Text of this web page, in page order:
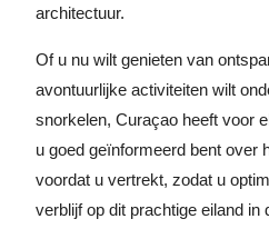
architectuur.
Of u nu wilt genieten van
avontuurlijke activiteiten wilt
snorkelen, Curaçao heeft voor
u goed geïnformeerd bent over
voordat u vertrekt, zodat u
verblijf op dit prachtige eiland in